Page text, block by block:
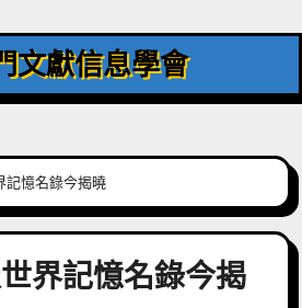
文獻信息學會
記憶名錄今揭曉
界記憶名錄今揭